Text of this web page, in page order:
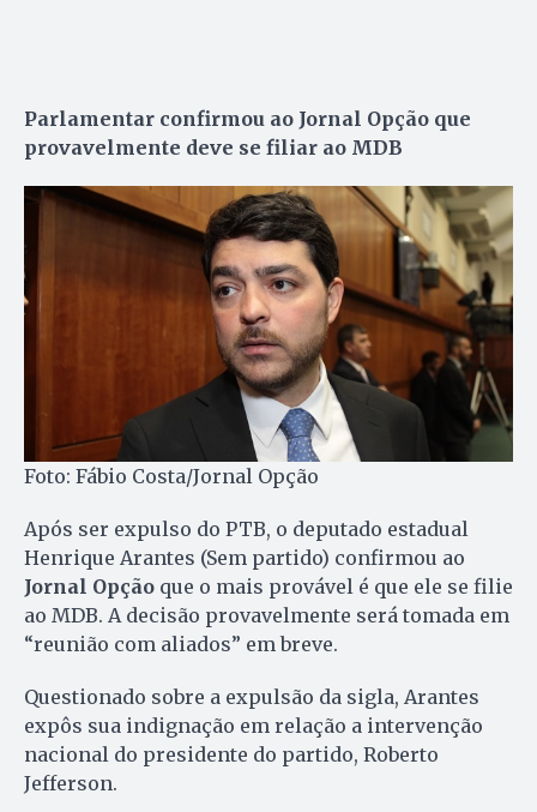
Parlamentar confirmou ao Jornal Opção que
provavelmente deve se filiar ao MDB
Foto: Fábio Costa/Jornal Opção
Após ser expulso do PTB, o deputado estadual
Henrique Arantes (Sem partido) confirmou ao
Jornal Opção que o mais provável é que ele se filie
ao MDB. A decisão provavelmente será tomada em
“reunião com aliados” em breve.
Questionado sobre a expulsão da sigla, Arantes
expôs sua indignação em relação a intervenção
nacional do presidente do partido, Roberto
Jefferson.